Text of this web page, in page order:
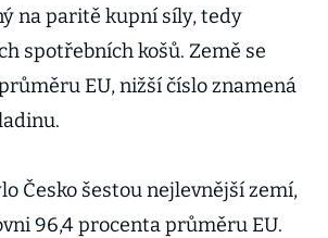
na paritě kupní síly, tedy
spotřebních košů. Země se
EU, nižší číslo znamená
Česko šestou nejlevnější zemí,
96,4 procenta průměru EU.